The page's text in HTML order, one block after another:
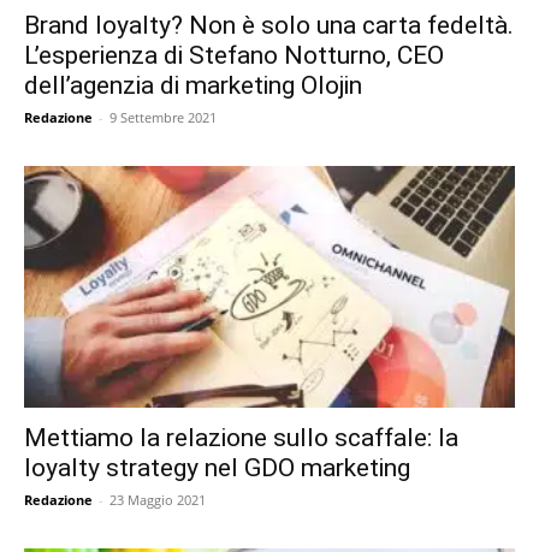
Brand loyalty? Non è solo una carta fedeltà.
L’esperienza di Stefano Notturno, CEO
dell’agenzia di marketing Olojin
Redazione - 9 Settembre 2021
Mettiamo la relazione sullo scaffale: la
loyalty strategy nel GDO marketing
Redazione - 23 Maggio 2021